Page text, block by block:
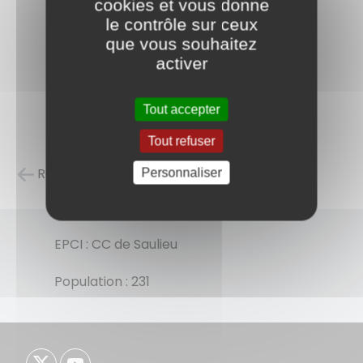
Retour à la liste des carnets d'adresses
EPCI : CC de Saulieu
Population : 231
cookies et vous donne
le contrôle sur ceux
que vous souhaitez
activer
Tout accepter
Tout refuser
Personnaliser